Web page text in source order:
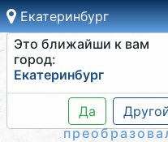
Екатеринбург
Это ближайши к вам
город:
Екатеринбург
Да
Шкафы